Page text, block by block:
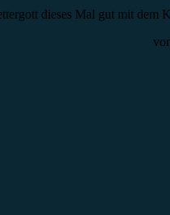
dieses Mal gut mit